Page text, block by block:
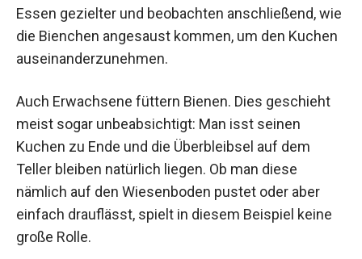
Essen gezielter und beobachten anschließend, wie
die Bienchen angesaust kommen, um den Kuchen
auseinanderzunehmen.
Auch Erwachsene füttern Bienen. Dies geschieht
meist sogar unbeabsichtigt: Man isst seinen
Kuchen zu Ende und die Überbleibsel auf dem
Teller bleiben natürlich liegen. Ob man diese
nämlich auf den Wiesenboden pustet oder aber
einfach drauflässt, spielt in diesem Beispiel keine
große Rolle.